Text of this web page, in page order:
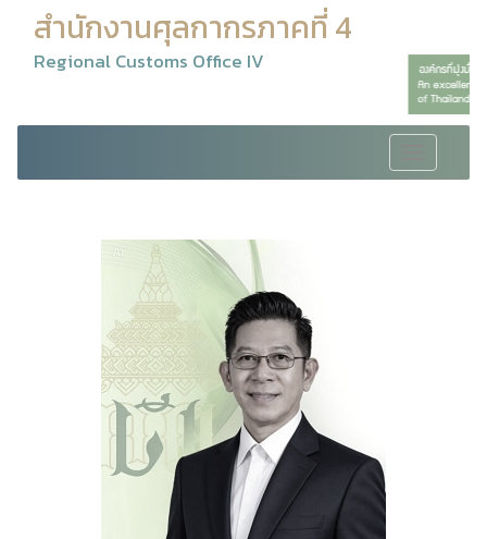
สำนักงานศุลกากรภาคที่ 4
Regional Customs Office IV
navigation